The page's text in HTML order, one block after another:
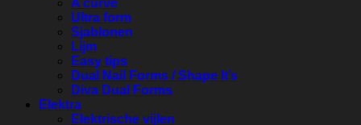
A curve
Ultra form
Sjablonen
Lijm
Easy tips
Dual Nail Forms / Shape It’s
Diva Dual Forms
Elektra
Elektrische vijlen